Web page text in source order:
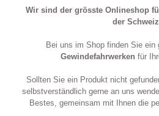
Wir sind der grösste Onlineshop
der
Bei uns im Shop finden Sie ein
Gewindefahrwerken für
Sollten Sie ein Produkt nicht
selbstverständlich gerne an uns
Bestes, gemeinsam mit Ihnen die